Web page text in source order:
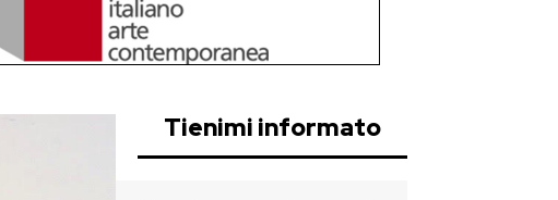
Tienimi informato